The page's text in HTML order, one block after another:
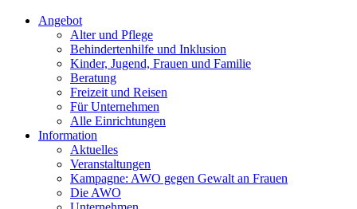
Angebot
Alter und Pflege
Behindertenhilfe und Inklusion
Kinder, Jugend, Frauen und Familie
Beratung
Freizeit und Reisen
Für Unternehmen
Alle Einrichtungen
Information
Aktuelles
Veranstaltungen
Kampagne: AWO gegen Gewalt an Frauen
Die AWO